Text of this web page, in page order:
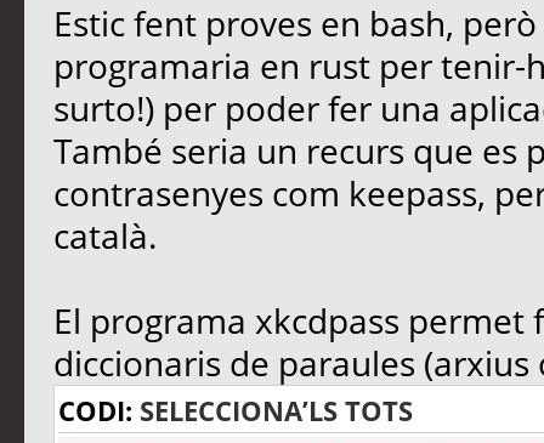
Estic fent proves en bash,
programaria en rust per tenir-
surto!) per poder fer una
També seria un recurs que es
contrasenyes com keepass,
català.
El programa xkcdpass permet
diccionaris de paraules
CODI: SELECCIONA’LS TOTS